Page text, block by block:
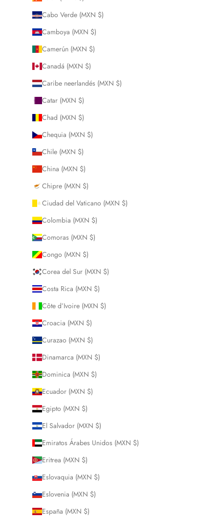
Cabo Verde (MXN $)
Camboya (MXN $)
Camerún (MXN $)
Canadá (MXN $)
Caribe neerlandés (MXN $)
Catar (MXN $)
Chad (MXN $)
Chequia (MXN $)
Chile (MXN $)
China (MXN $)
Chipre (MXN $)
Ciudad del Vaticano (MXN $)
Colombia (MXN $)
Comoras (MXN $)
Congo (MXN $)
Corea del Sur (MXN $)
Costa Rica (MXN $)
Côte d’Ivoire (MXN $)
Croacia (MXN $)
Curazao (MXN $)
Dinamarca (MXN $)
Dominica (MXN $)
Ecuador (MXN $)
Egipto (MXN $)
El Salvador (MXN $)
Emiratos Árabes Unidos (MXN $)
Eritrea (MXN $)
Eslovaquia (MXN $)
Eslovenia (MXN $)
España (MXN $)